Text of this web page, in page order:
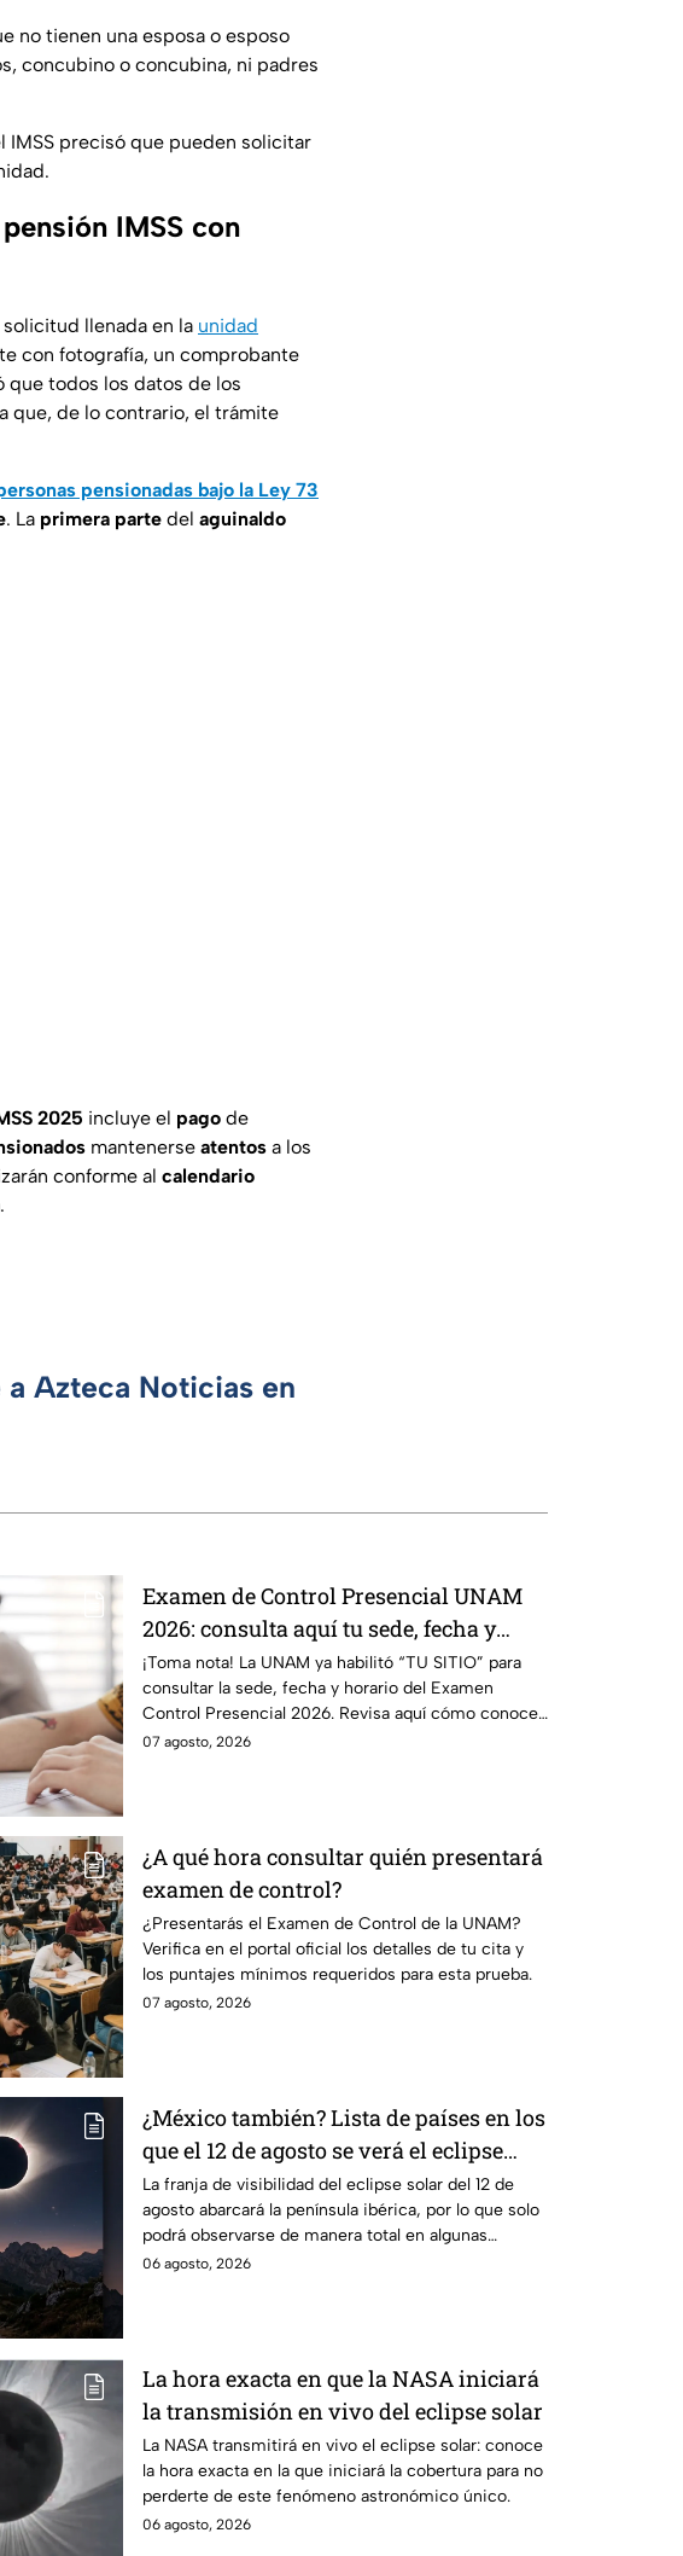
no tienen una esposa o esposo
concubino o concubina, ni padres
IMSS precisó que pueden solicitar
IMSS con
solicitud llenada en la unidad
con fotografía, un comprobante
que todos los datos de los
que, de lo contrario, el trámite
pensionadas bajo la Ley 73
. La primera parte del aguinaldo
2025 incluye el pago de
mantenerse atentos a los
conforme al calendario
.
Azteca Noticias en
Examen de Control Presencial UNAM
2026: consulta aquí tu sede, fecha y
horario
¡Toma nota! La UNAM ya habilitó “TU SITIO” para
consultar la sede, fecha y horario del Examen
Control Presencial 2026. Revisa aquí cómo conocer
tu cita.
07 agosto, 2026
¿A qué hora consultar quién presentará
examen de control?
¿Presentarás el Examen de Control de la UNAM?
Verifica en el portal oficial los detalles de tu cita y
los puntajes mínimos requeridos para esta prueba.
07 agosto, 2026
¿México también? Lista de países en los
que el 12 de agosto se verá el eclipse
solar total y en los que será parcial
La franja de visibilidad del eclipse solar del 12 de
agosto abarcará la península ibérica, por lo que solo
podrá observarse de manera total en algunas
ciudades.
06 agosto, 2026
La hora exacta en que la NASA iniciará
la transmisión en vivo del eclipse solar
La NASA transmitirá en vivo el eclipse solar: conoce
la hora exacta en la que iniciará la cobertura para no
perderte de este fenómeno astronómico único.
06 agosto, 2026